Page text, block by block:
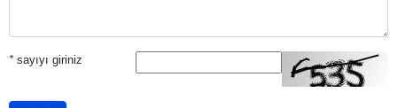
*sayıyı giriniz